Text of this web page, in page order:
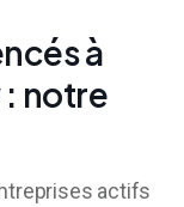
à
notre
actifs